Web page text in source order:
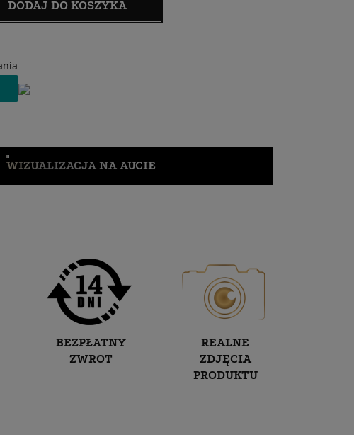
DODAJ DO KOSZYKA
WIZUALIZACJA NA AUCIE
BEZPŁATNY
ZWROT
REALNE
ZDJĘCIA
PRODUKTU